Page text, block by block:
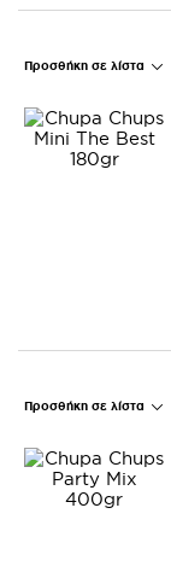
Προσθήκη σε λίστα
Προσθήκη σε λίστα